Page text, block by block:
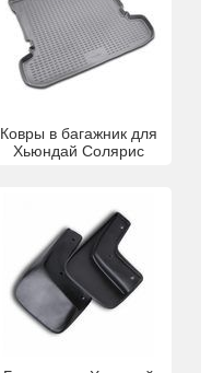
Ковры в багажник для
Хьюндай Солярис